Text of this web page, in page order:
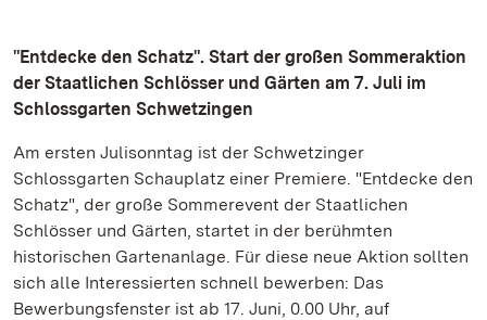
"Entdecke den Schatz". Start der großen Sommeraktion
der Staatlichen Schlösser und Gärten am 7. Juli im
Schlossgarten Schwetzingen
Am ersten Julisonntag ist der Schwetzinger
Schlossgarten Schauplatz einer Premiere. "Entdecke den
Schatz", der große Sommerevent der Staatlichen
Schlösser und Gärten, startet in der berühmten
historischen Gartenanlage. Für diese neue Aktion sollten
sich alle Interessierten schnell bewerben: Das
Bewerbungsfenster ist ab 17. Juni, 0.00 Uhr, auf